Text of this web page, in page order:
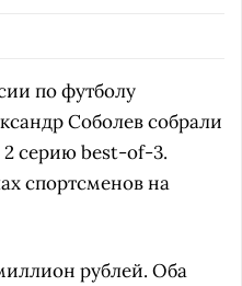
по футболу
Соболев собрали
2 серию best-of-3.
спортсменов на
рублей. Оба